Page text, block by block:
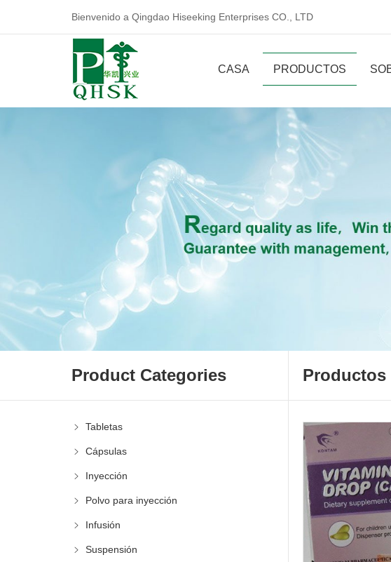
Bienvenido a Qingdao Hiseeking Enterprises CO., LTD
CASA PRODUCTOS
Product Categories Productos
Tabletas
Cápsulas
Inyección
Polvo para inyección
Infusión
Suspensión